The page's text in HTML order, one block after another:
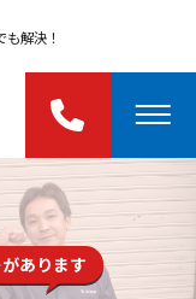
解決！
あります